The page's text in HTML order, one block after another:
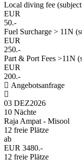
Local diving fee
EUR
50.-
Fuel Surcharge > 11N
EUR
250.-
Part & Port Fees >11N
EUR
200.-
Angebotsanfrage
03 DEZ2026
10 Nächte
Raja Ampat - Misool
12 freie Plätze
ab
EUR 3480.-
12 freie Plätze